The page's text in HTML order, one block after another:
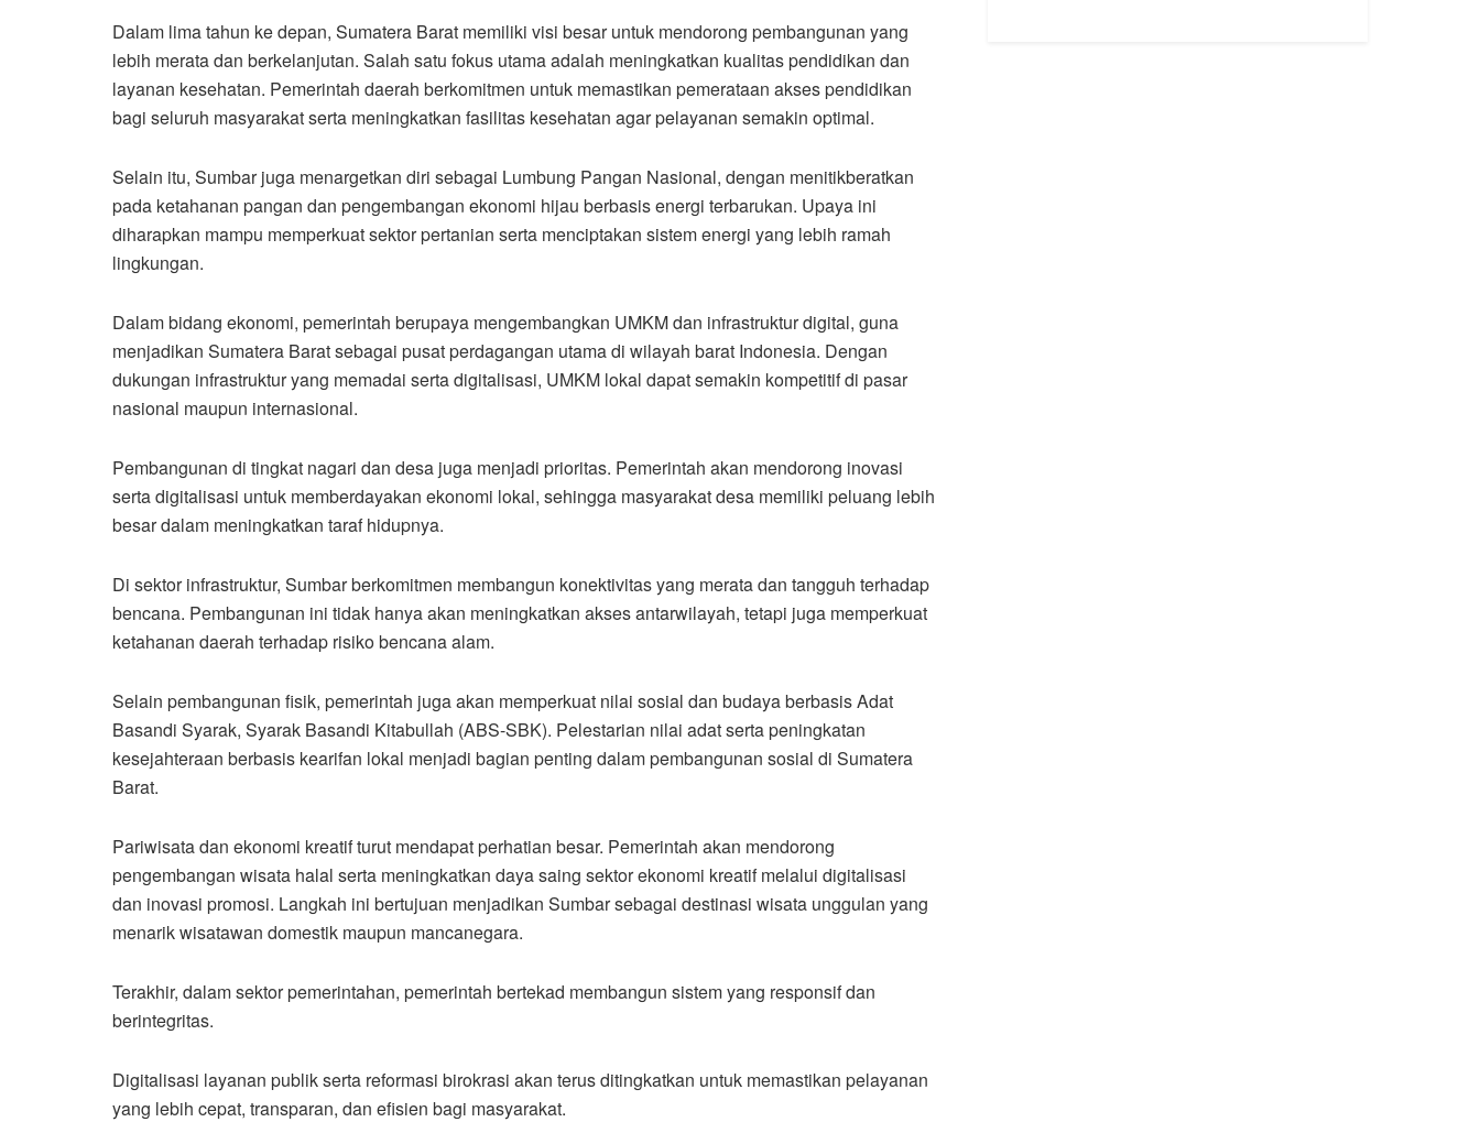
Dalam lima tahun ke depan, Sumatera Barat memiliki visi besar untuk mendorong pembangunan yang
lebih merata dan berkelanjutan. Salah satu fokus utama adalah meningkatkan kualitas pendidikan dan
layanan kesehatan. Pemerintah daerah berkomitmen untuk memastikan pemerataan akses pendidikan
bagi seluruh masyarakat serta meningkatkan fasilitas kesehatan agar pelayanan semakin optimal.
Selain itu, Sumbar juga menargetkan diri sebagai Lumbung Pangan Nasional, dengan menitikberatkan
pada ketahanan pangan dan pengembangan ekonomi hijau berbasis energi terbarukan. Upaya ini
diharapkan mampu memperkuat sektor pertanian serta menciptakan sistem energi yang lebih ramah
lingkungan.
Dalam bidang ekonomi, pemerintah berupaya mengembangkan UMKM dan infrastruktur digital, guna
menjadikan Sumatera Barat sebagai pusat perdagangan utama di wilayah barat Indonesia. Dengan
dukungan infrastruktur yang memadai serta digitalisasi, UMKM lokal dapat semakin kompetitif di pasar
nasional maupun internasional.
Pembangunan di tingkat nagari dan desa juga menjadi prioritas. Pemerintah akan mendorong inovasi
serta digitalisasi untuk memberdayakan ekonomi lokal, sehingga masyarakat desa memiliki peluang lebih
besar dalam meningkatkan taraf hidupnya.
Di sektor infrastruktur, Sumbar berkomitmen membangun konektivitas yang merata dan tangguh terhadap
bencana. Pembangunan ini tidak hanya akan meningkatkan akses antarwilayah, tetapi juga memperkuat
ketahanan daerah terhadap risiko bencana alam.
Selain pembangunan fisik, pemerintah juga akan memperkuat nilai sosial dan budaya berbasis Adat
Basandi Syarak, Syarak Basandi Kitabullah (ABS-SBK). Pelestarian nilai adat serta peningkatan
kesejahteraan berbasis kearifan lokal menjadi bagian penting dalam pembangunan sosial di Sumatera
Barat.
Pariwisata dan ekonomi kreatif turut mendapat perhatian besar. Pemerintah akan mendorong
pengembangan wisata halal serta meningkatkan daya saing sektor ekonomi kreatif melalui digitalisasi
dan inovasi promosi. Langkah ini bertujuan menjadikan Sumbar sebagai destinasi wisata unggulan yang
menarik wisatawan domestik maupun mancanegara.
Terakhir, dalam sektor pemerintahan, pemerintah bertekad membangun sistem yang responsif dan
berintegritas.
Digitalisasi layanan publik serta reformasi birokrasi akan terus ditingkatkan untuk memastikan pelayanan
yang lebih cepat, transparan, dan efisien bagi masyarakat.